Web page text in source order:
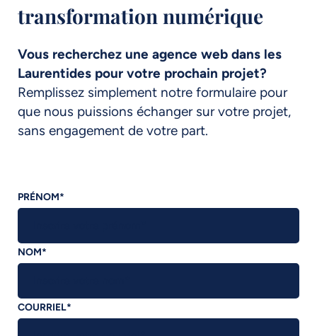
transformation numérique
Vous recherchez une agence web dans les
Laurentides pour votre prochain projet?
Remplissez simplement notre formulaire pour
que nous puissions échanger sur votre projet,
sans engagement de votre part.
PRÉNOM*
NOM*
COURRIEL*